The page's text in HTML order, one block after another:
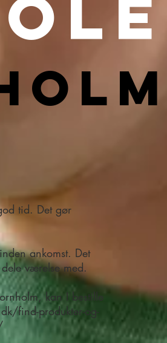
tid. Det gør
ankomst. Det
værelse med.
kan I bestille
find-produkter-og-